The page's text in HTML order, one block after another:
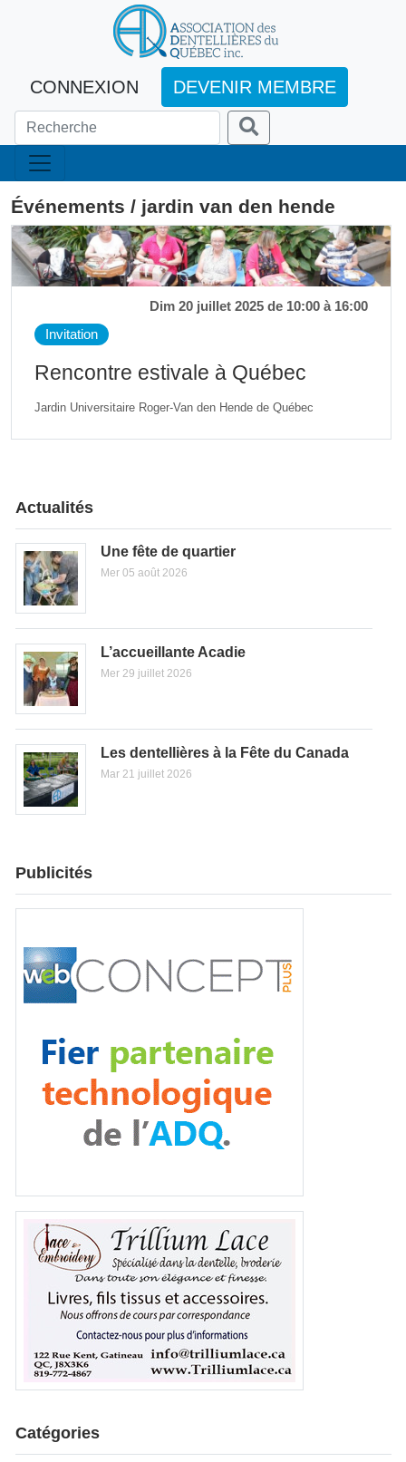
CONNEXION DEVENIR MEMBRE
Événements / jardin van den hende
Dim 20 juillet 2025 de 10:00 à 16:00
Invitation
Rencontre estivale à Québec
Jardin Universitaire Roger-Van den Hende de Québec
Actualités
Une fête de quartier
Mer 05 août 2026
L’accueillante Acadie
Mer 29 juillet 2026
Les dentellières à la Fête du Canada
Mar 21 juillet 2026
Publicités
Catégories